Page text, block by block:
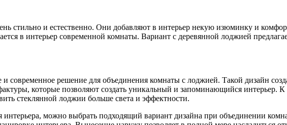
стильно и естественно. Они добавляют в интерьер некую изюминку и
в интерьер современной комнаты. Вариант с деревянной лоджией
современное решение для объединения комнаты с лоджией. Такой дизайн
которые позволяют создать уникальный и запоминающийся интерьер.
стеклянной лоджии больше света и эффектности.
интерьера, можно выбрать подходящий вариант дизайна при объединении